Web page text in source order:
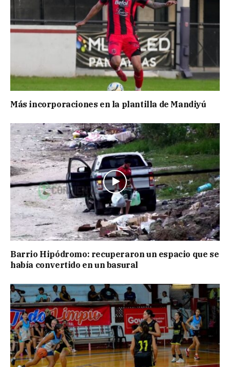
Más incorporaciones en la plantilla de Mandiyú
Barrio Hipódromo: recuperaron un espacio que se
había convertido en un basural